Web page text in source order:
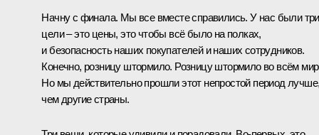
Начну с финала. Мы все вместе справились. У нас были три
цели – это цены, это чтобы всё было на полках,
и безопасность наших покупателей и наших сотрудников.
Конечно, розницу штормило. Розницу штормило во всём
Но мы действительно прошли этот непростой период
чем другие страны.